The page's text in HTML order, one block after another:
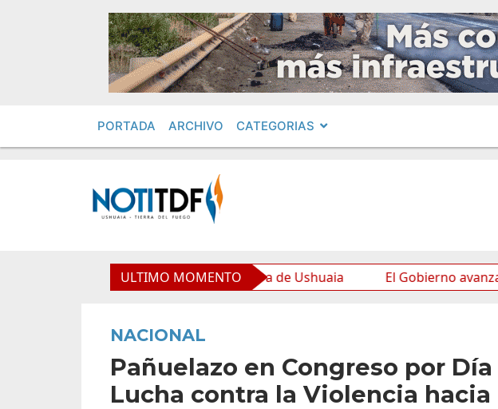
PORTADA ARCHIVO CATEGORIAS
ULTIMO MOMENTO
para la Nueva Usina de Ushuaia El Gobierno avanza con
NACIONAL
Pañuelazo en Congreso por
Lucha contra la Violencia hacia